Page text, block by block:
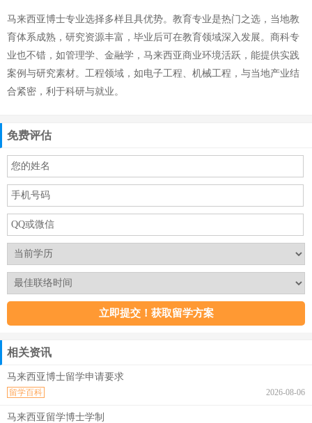
马来西亚博士专业选择多样且具优势。教育专业是热门之选，当地教
育体系成熟，研究资源丰富，毕业后可在教育领域深入发展。商科专
业也不错，如管理学、金融学，马来西亚商业环境活跃，能提供实践
案例与研究素材。工程领域，如电子工程、机械工程，与当地产业结
合紧密，利于科研与就业。
免费评估
相关资讯
马来西亚博士留学申请要求
2026-08-06
留学百科
马来西亚留学博士学制